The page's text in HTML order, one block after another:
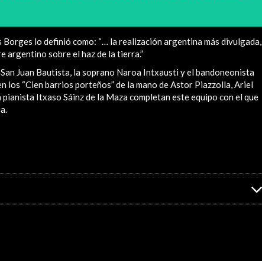
lo definió como: “… la realización argentina más divulgada,
argentino sobre el haz de la tierra.”
Juan Bautista, la soprano Naroa Intxausti y el bandoneonista
los “Cien barrios porteños” de la mano de Astor Piazzolla, Ariel
Itxaso Sáinz de la Maza completan este equipo con el que